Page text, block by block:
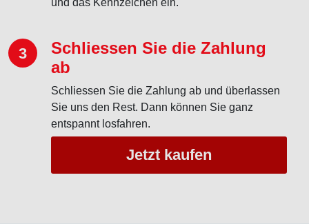
und das Kennzeichen ein.
3
Schliessen Sie die Zahlung
ab
Schliessen Sie die Zahlung ab und überlassen
Sie uns den Rest. Dann können Sie ganz
entspannt losfahren.
Jetzt kaufen